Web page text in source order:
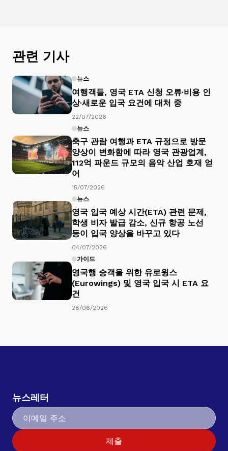
관련 기사
뉴스
여행객들, 영국 ETA 신청 오류·비용 인
상·새로운 입국 요건에 대처 중
22/07/2026
뉴스
축구 관람 여행과 ETA 규정으로 방문
양상이 변화함에 따라 영국 관광업계,
112억 파운드 규모의 음악 산업 호재 얻
어
15/07/2026
뉴스
영국 입국 예상 시간(ETA) 관련 문제,
학생 비자 발급 감소, 신규 항공 노선
등이 입국 양상을 바꾸고 있다
04/07/2026
가이드
영국행 승객을 위한 유로윙스
(Eurowings) 및 영국 입국 시 ETA 요
건
28/06/2026
뉴스레터
제출